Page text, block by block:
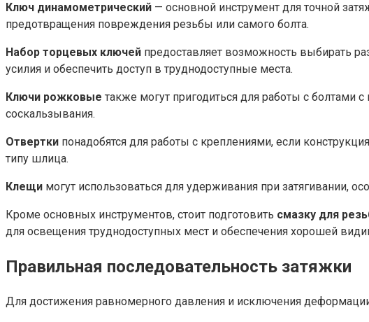
Ключ динамометрический — основной инструмент для точной
предотвращения повреждения резьбы или самого болта.
Набор торцевых ключей предоставляет возможность выбирать
усилия и обеспечить доступ в труднодоступные места.
Ключи рожковые также могут пригодиться для работы с
соскальзывания.
Отвертки понадобятся для работы с креплениями, если
типу шлица.
Клещи могут использоваться для удерживания при затягивании,
Кроме основных инструментов, стоит подготовить смазку для
для освещения труднодоступных мест и обеспечения хорошей
Правильная последовательность затяжки
Для достижения равномерного давления и исключения